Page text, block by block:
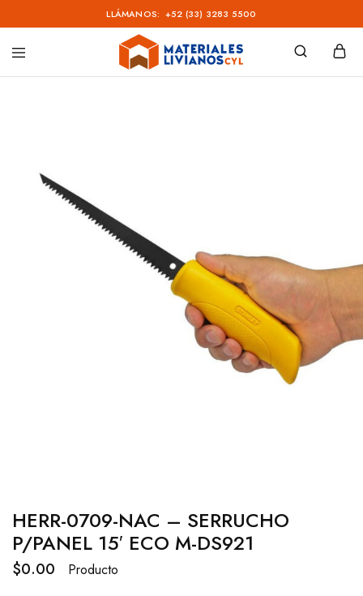
LLÁMANOS: +52 (33) 3283 5500
Materiales
HERR-0709-NAC – SERRUCHO
P/PANEL 15′ ECO M-DS921
$0.00
Producto